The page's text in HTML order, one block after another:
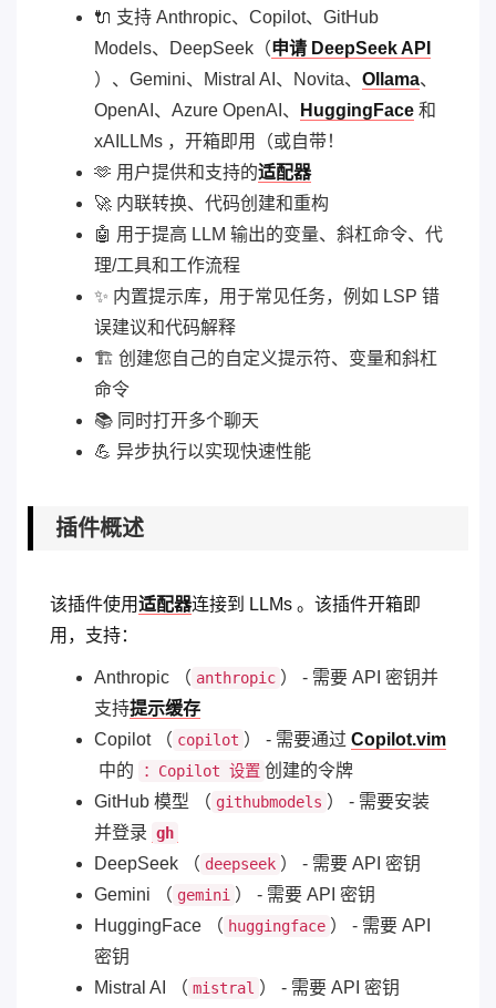
🔌 支持 Anthropic、Copilot、GitHub
Models、DeepSeek（申请 DeepSeek API
）、Gemini、Mistral AI、Novita、 Ollama、
OpenAI、Azure OpenAI、
HuggingFace 和
xAILLMs ，开箱即用（或自带！
🫶 用户提供和支持的适配器
🚀 内联转换、代码创建和重构
🤖 用于提高 LLM 输出的变量、斜杠命令、代
理/工具和工作流程
✨ 内置提示库，用于常见任务，例如 LSP 错
误建议和代码解释
🏗️ 创建您自己的自定义提示符、变量和斜杠
命令
📚 同时打开多个聊天
💪 异步执行以实现快速性能
插件概述
该插件使用适配器连接到 LLMs 。该插件开箱即
用，支持：
Anthropic （ anthropic ） - 需要 API 密钥并
支持提示缓存
Copilot （ copilot ） - 需要通过 Copilot.vim
中的
：Copilot 设置 创建的令牌
GitHub 模型 （ githubmodels ） - 需要安装
并登录 gh
DeepSeek （ deepseek ） - 需要 API 密钥
Gemini （ gemini ） - 需要 API 密钥
HuggingFace （ huggingface ） - 需要 API
密钥
Mistral AI （ mistral ） - 需要 API 密钥